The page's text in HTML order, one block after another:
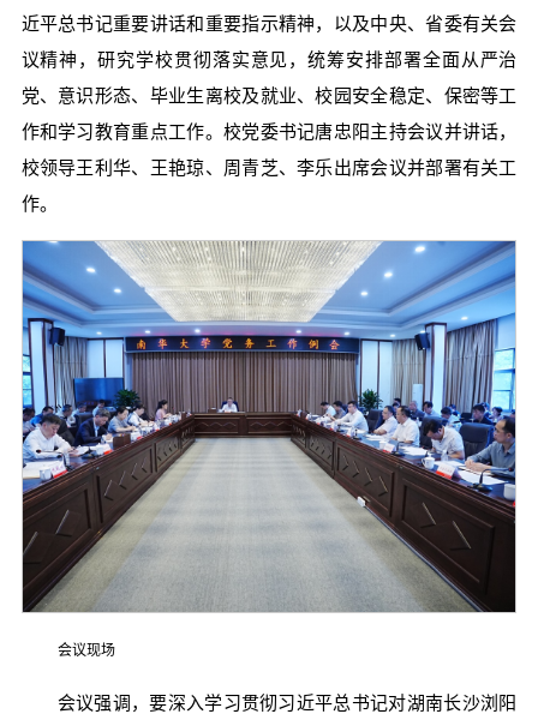
近平总书记重要讲话和重要指示精神，以及中央、省委有关会
议精神，研究学校贯彻落实意见，统筹安排部署全面从严治
党、意识形态、毕业生离校及就业、校园安全稳定、保密等工
作和学习教育重点工作。校党委书记唐忠阳主持会议并讲话，
校领导王利华、王艳琼、周青芝、李乐出席会议并部署有关工
作。
会议现场
会议强调，要深入学习贯彻习近平总书记对湖南长沙浏阳